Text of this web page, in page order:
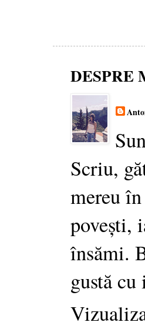
DESPRE
Scriu,
mereu
povești,
însămi.
gustă